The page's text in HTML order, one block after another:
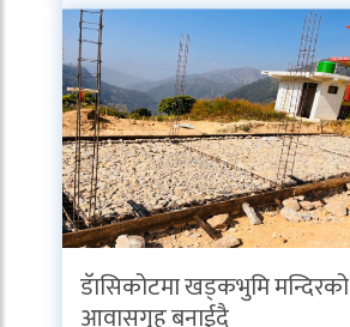
डॅासिकोटमा खड्कभुमि मन्दिरको
आवासगृह बनाईदै